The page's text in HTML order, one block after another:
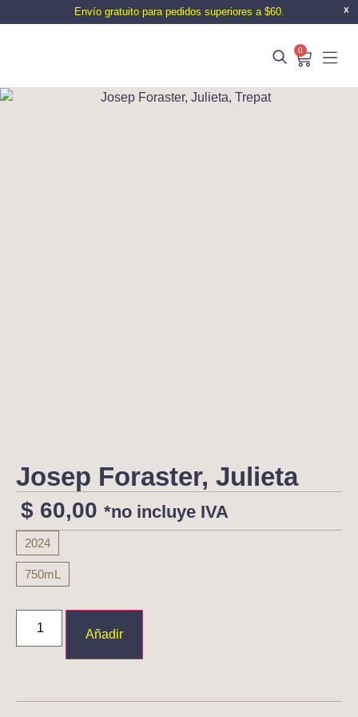
X
Envío gratuito para pedidos superiores a $60.
0
Josep Foraster, Julieta
$ 60,00 *no incluye IVA
2024
750mL
Añadir